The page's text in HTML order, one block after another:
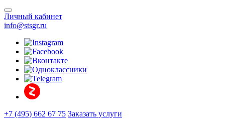
Личный кабинет
info@stsgr.ru
+7 (495) 662 67 75 Заказать услуги